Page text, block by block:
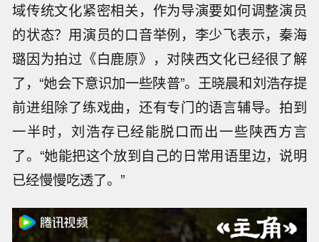
域传统文化紧密相关，作为导演要如何调整演员
的状态？用演员的口音举例，李少飞表示，秦海
璐因为拍过《白鹿原》，对陕西文化已经很了解
了，“她会下意识加一些陕普”。王晓晨和刘浩存提
前进组除了练戏曲，还有专门的语言辅导。拍到
一半时，刘浩存已经能脱口而出一些陕西方言
了。“她能把这个放到自己的日常用语里边，说明
已经慢慢吃透了。”